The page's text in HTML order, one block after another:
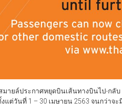
ายล์ประกาศหยุดบินเส้นทางบินไป-กลับ
แต่วันที่ 1 – 30 เมษายน 2563 จนกว่าจ